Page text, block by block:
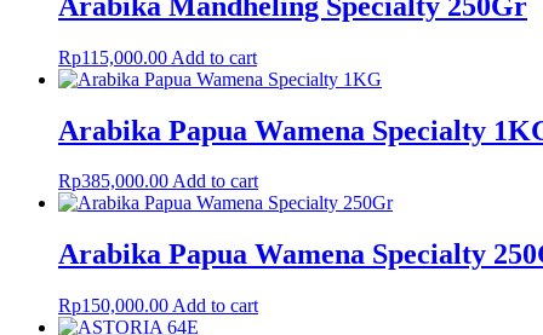
Rp115,000.00 Add to cart
Arabika Papua Wamena Specialty
Rp385,000.00Add to cart
Arabika Papua Wamena Specialty
Rp150,000.00 Add to cart